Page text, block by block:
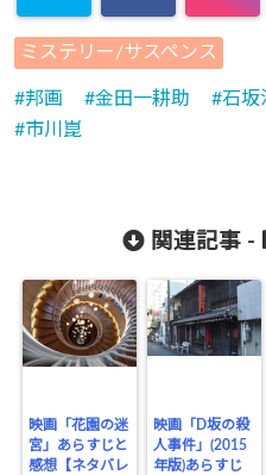
Undefined
array key
flower.com/
public_html
gins/sns-
ミステリー/サスペンス
邦画 金田一耕助 石坂
市川崑
関連記事 -
映画「花園の迷
宮」あらすじと
感想【ネタバレ
映画「D坂の殺
人事件」(2015
年版)あらすじ